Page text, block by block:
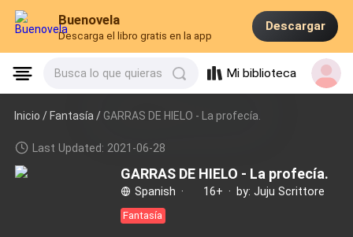
Buenovela
Descarga el libro gratis en la app
Descargar
Busca lo que quieras Mi biblioteca
Inicio /Fantasía / GARRAS DE HIELO - La profecía.
Last Updated: 2021-06-28
GARRAS DE HIELO - La profecía.
Spanish · 16+ · by: Juju Scrittore
Fantasía